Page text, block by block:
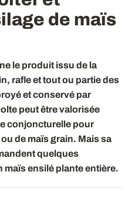
de maïs
le produit issu de la
rafle et tout ou partie des
et conservé par
peut être valorisée
conjoncturelle pour
de maïs grain. Mais sa
quelques
ensilé plante entière.